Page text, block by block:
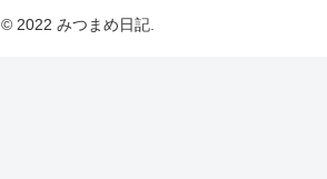
© 2022 みつまめ日記.